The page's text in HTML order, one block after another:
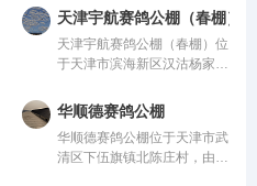
际、国内先进、科学合理的设
计方案进行建设，采用一体化
钢架结构，公棚长200米，宽
28米，高15米，可容
天津宇航赛鸽公棚（春棚）
天津宇航赛鸽公棚（春棚）位
于天津市滨海新区汉沽杨家泊
监管。该公棚以国际、国内先
进、科学合理的设计方案进行
建设，采用一体化钢架结构，
公棚长200米，宽2
华顺德赛鸽公棚
华顺德赛鸽公棚位于天津市武
清区下伍旗镇北陈庄村‌，由中